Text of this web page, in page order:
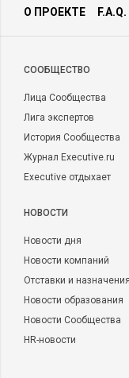
О ПРОЕКТЕ F.A.Q.
CООБЩЕСТВО
Лица Сообщества
Лига экспертов
История Сообщества
Журнал Executive.ru
Executive отдыхает
НОВОСТИ
Новости дня
Новости компаний
Отставки и назначения
Новости образования
Новости Сообщества
HR-новости